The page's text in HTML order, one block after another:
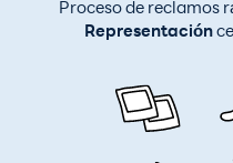
Proceso de reclamos
Representación